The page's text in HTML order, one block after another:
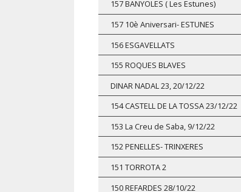
157 BANYOLES ( Les Estunes)
157 10è Aniversari- ESTUNES
156 ESGAVELLATS
155 ROQUES BLAVES
DINAR NADAL 23, 20/12/22
154 CASTELL DE LA TOSSA 23/12/22
153 La Creu de Saba, 9/12/22
152 PENELLES- TRINXERES
151 TORROTA 2
150 REFARDES 28/10/22